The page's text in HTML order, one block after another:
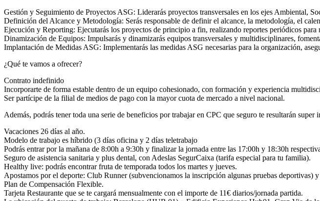
Gestión y Seguimiento de Proyectos ASG: Liderarás proyectos transversales en los ejes Ambiental,
Definición del Alcance y Metodología: Serás responsable de definir el alcance, la metodología, el
Ejecución y Reporting: Ejecutarás los proyectos de principio a fin, realizando reportes periódicos para
Dinamización de Equipos: Impulsarás y dinamizarás equipos transversales y multidisciplinares,
Implantación de Medidas ASG: Implementarás las medidas ASG necesarias para la organización,
¿Qué te vamos a ofrecer?
Contrato indefinido
Incorporarte de forma estable dentro de un equipo cohesionado, con formación y experiencia
Ser partícipe de la filial de medios de pago con la mayor cuota de mercado a nivel nacional.
Además, podrás tener toda una serie de beneficios por trabajar en CPC que seguro te resultarán super
Vacaciones 26 días al año.
Modelo de trabajo es híbrido (3 días oficina y 2 días teletrabajo
Podrás entrar por la mañana de 8:00h a 9:30h y finalizar la jornada entre las 17:00h y 18:30h
Seguro de asistencia sanitaria y plus dental, con Adeslas SegurCaixa (tarifa especial para tu familia).
Healthy live: podrás encontrar fruta de temporada todos los martes y jueves.
Apostamos por el deporte: Club Runner (subvencionamos la inscripción algunas pruebas deportivas)
Plan de Compensación Flexible.
Tarjeta Restaurante que se te cargará mensualmente con el importe de 11€ diarios/jornada partida.